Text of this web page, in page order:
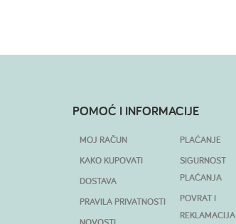
POMOĆ I INFORMACIJE
MOJ RAČUN
KAKO KUPOVATI
DOSTAVA
PRAVILA PRIVATNOSTI
PLAĆANJE
SIGURNOST
PLAĆANJA
POVRAT I
REKLAMACIJA